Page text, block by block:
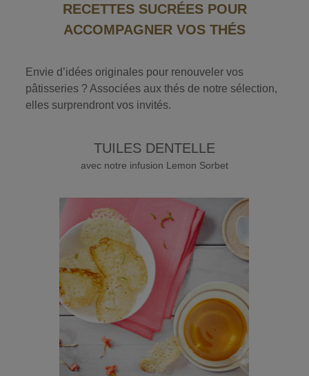
RECETTES SUCRÉES POUR
ACCOMPAGNER VOS THÉS
Envie d’idées originales pour renouveler vos
pâtisseries ? Associées aux thés de notre sélection,
elles surprendront vos invités.
TUILES DENTELLE
avec notre infusion Lemon Sorbet